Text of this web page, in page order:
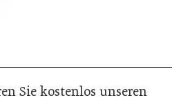
Sie kostenlos unseren